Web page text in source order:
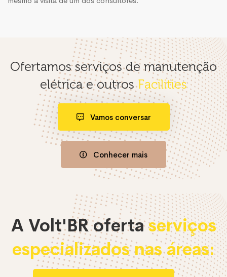
Ofertamos serviços de manutenção
elétrica e outrosFacilities
Vamos conversar
Conhecer mais
A Volt'BR ofertaserviços
especializados nas áreas: